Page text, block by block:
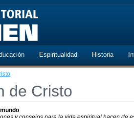
Espiritualidad Historia
de Cristo